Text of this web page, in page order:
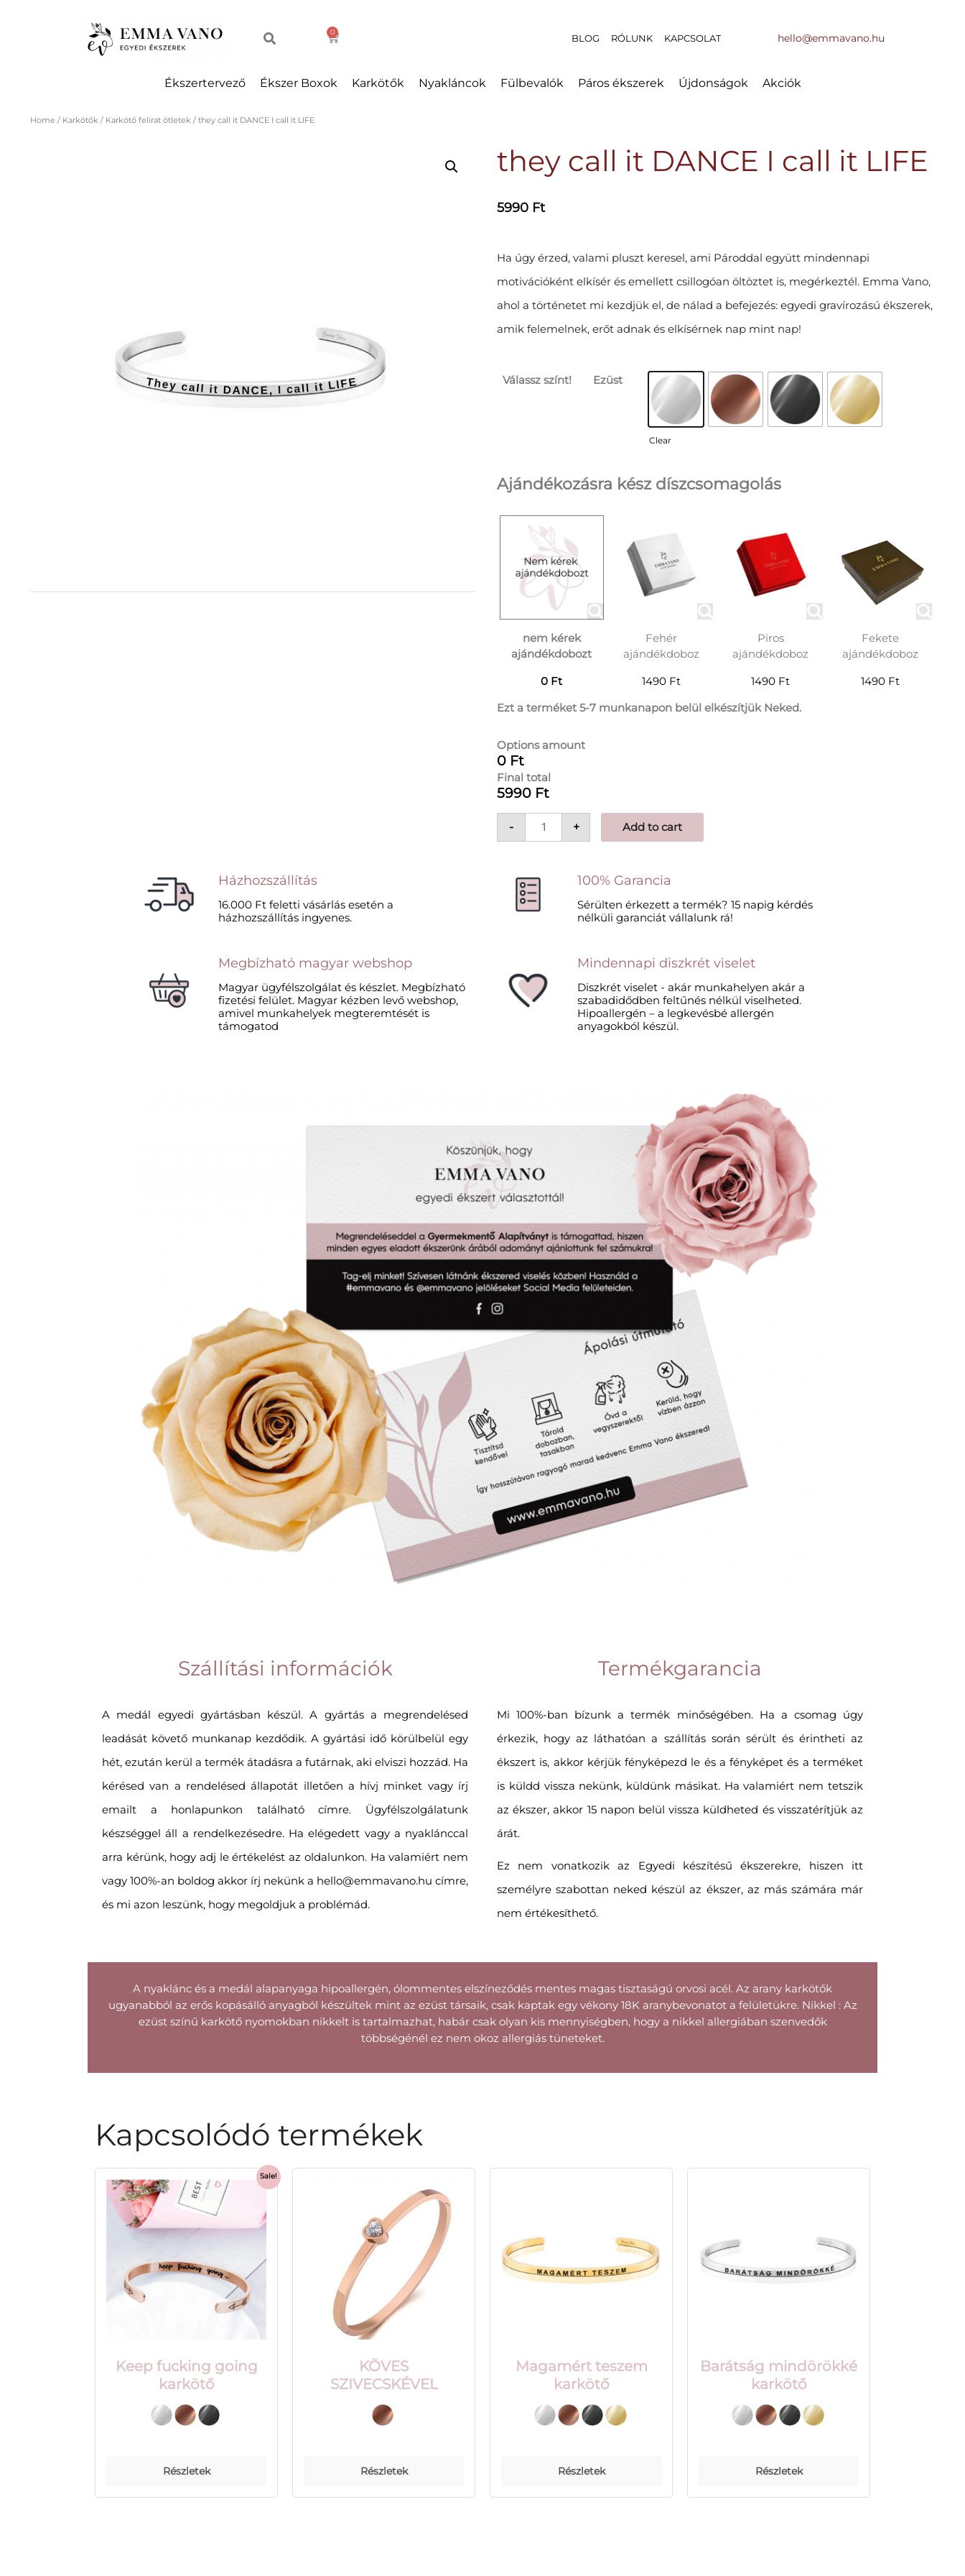
BLOG RÓLUNK KAPCSOLAT hello@emmavano.hu
Ékszertervező Ékszer Boxok Karkötők Nyakláncok Fülbevalók Páros ékszerek Újdonságok Akciók
Home / Karkötők / Karkötő felirat ötletek / they call it DANCE I call it LIFE
they call it DANCE I call it LIFE
5990 Ft
Ha úgy érzed, valami pluszt keresel, ami Pároddal együtt mindennapi
motivációként elkísér és emellett csillogóan öltöztet is, megérkeztél. Emma Vano,
ahol a történetet mi kezdjük el, de nálad a befejezés: egyedi gravírozású ékszerek,
amik felemelnek, erőt adnak és elkísérnek nap mint nap!
Válassz színt! Ezüst
Clear
Ajándékozásra kész díszcsomagolás
nem kérek
ajándékdobozt
0 Ft
Fehér
ajándékdoboz
1490 Ft
Piros
ajándékdoboz
1490 Ft
Fekete
ajándékdoboz
1490 Ft
Ezt a terméket 5-7 munkanapon belül elkészítjük Neked.
Options amount
0 Ft
Final total
5990 Ft
- + Add to cart
Házhozszállítás
16.000 Ft feletti vásárlás esetén a
házhozszállítás ingyenes.
100% Garancia
Sérülten érkezett a termék? 15 napig kérdés
nélküli garanciát vállalunk rá!
Megbízható magyar webshop
Magyar ügyfélszolgálat és készlet. Megbízható
fizetési felület. Magyar kézben levő webshop,
amivel munkahelyek megteremtését is
támogatod​
Mindennapi diszkrét viselet​
Diszkrét viselet - akár munkahelyen akár a
szabadidődben feltűnés nélkül viselheted.
Hipoallergén – a legkevésbé allergén
anyagokból készül.​
Szállítási információk
A medál egyedi gyártásban készül. A gyártás a megrendelésed
leadását követő munkanap kezdődik. A gyártási idő körülbelül egy
hét, ezután kerül a termék átadásra a futárnak, aki elviszi hozzád. Ha
kérésed van a rendelésed állapotát illetően a hívj minket vagy írj
emailt a honlapunkon található címre. Ügyfélszolgálatunk
készséggel áll a rendelkezésedre. Ha elégedett vagy a nyaklánccal
arra kérünk, hogy adj le értékelést az oldalunkon. Ha valamiért nem
vagy 100%-an boldog akkor írj nekünk a hello@emmavano.hu címre,
és mi azon leszünk, hogy megoldjuk a problémád.
Termékgarancia
Mi 100%-ban bízunk a termék minőségében. Ha a csomag úgy
érkezik, hogy az láthatóan a szállítás során sérült és érintheti az
ékszert is, akkor kérjük fényképezd le és a fényképet és a terméket
is küldd vissza nekünk, küldünk másikat. Ha valamiért nem tetszik
az ékszer, akkor 15 napon belül vissza küldheted és visszatérítjük az
árát.
Ez nem vonatkozik az Egyedi készítésű ékszerekre, hiszen itt
személyre szabottan neked készül az ékszer, az más számára már
nem értékesíthető.
A nyaklánc és a medál alapanyaga hipoallergén, ólommentes elszíneződés mentes magas tisztaságú orvosi acél. Az arany karkötők
ugyanabból az erős kopásálló anyagból készültek mint az ezüst társaik, csak kaptak egy vékony 18K aranybevonatot a felületükre. Nikkel : Az
ezüst színű karkötő nyomokban nikkelt is tartalmazhat, habár csak olyan kis mennyiségben, hogy a nikkel allergiában szenvedők
többségénél ez nem okoz allergiás tüneteket.
Kapcsolódó termékek
Sale!
Keep fucking going
karkötő
Részletek
KÖVES
SZIVECSKÉVEL
Részletek
Magamért teszem
karkötő
Részletek
Barátság mindörökké
karkötő
Részletek